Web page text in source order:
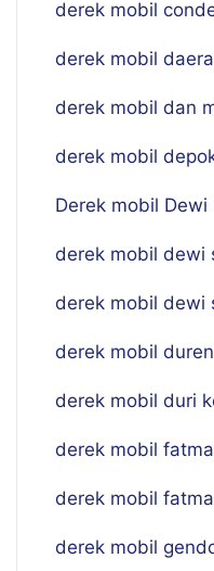
derek mobil
derek mobil
derek mobil dan
derek mobil
Derek mobil
derek mobil dewi
derek mobil dewi
derek mobil
derek mobil duri
derek mobil
derek mobil
derek mobil